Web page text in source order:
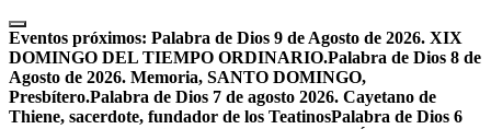
Skip
to
content
Eventos próximos: Palabra de Dios 9 de Agosto de 2026. XIX
DOMINGO DEL TIEMPO ORDINARIO.Palabra de Dios 8 de
Agosto de 2026. Memoria, SANTO DOMINGO,
Presbítero.Palabra de Dios 7 de agosto 2026. Cayetano de
Thiene, sacerdote, fundador de los TeatinosPalabra de Dios 6